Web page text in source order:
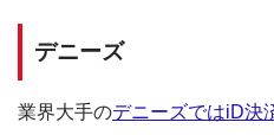
デニーズ
業界大手のデニーズではiD決